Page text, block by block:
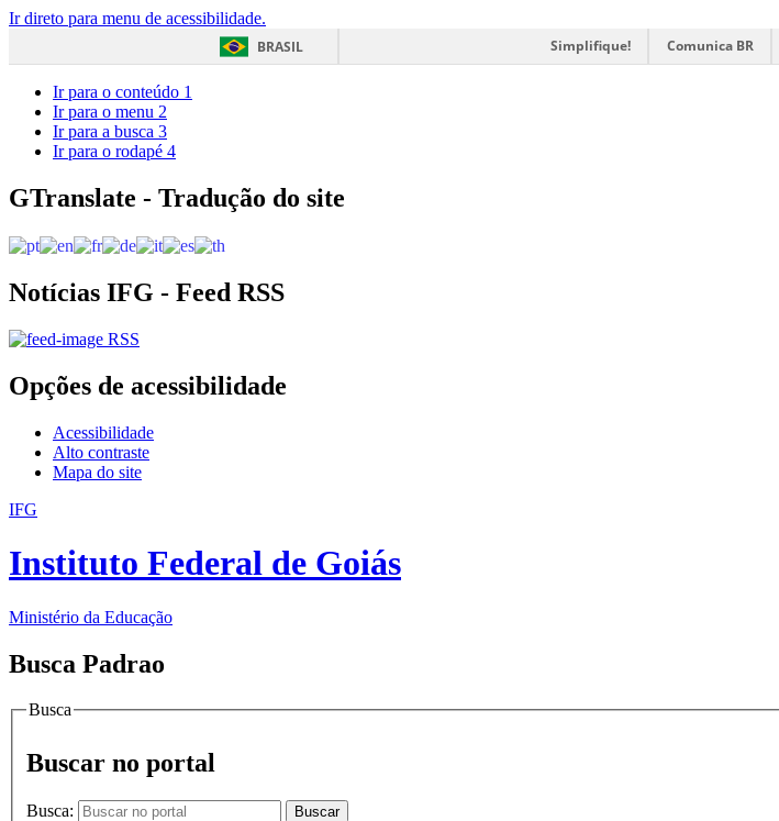
Ir direto para menu de acessibilidade.
BRASIL
Simplifique! Comunica BR
Ir para o conteúdo 1
Ir para o menu 2
Ir para a busca 3
Ir para o rodapé 4
GTranslate - Tradução do site
Notícias IFG - Feed RSS
RSS
Opções de acessibilidade
Acessibilidade
Alto contraste
Mapa do site
IFG
Instituto Federal de Goiás
Ministério da Educação
Busca Padrao
Busca
Buscar no portal
Busca: Buscar